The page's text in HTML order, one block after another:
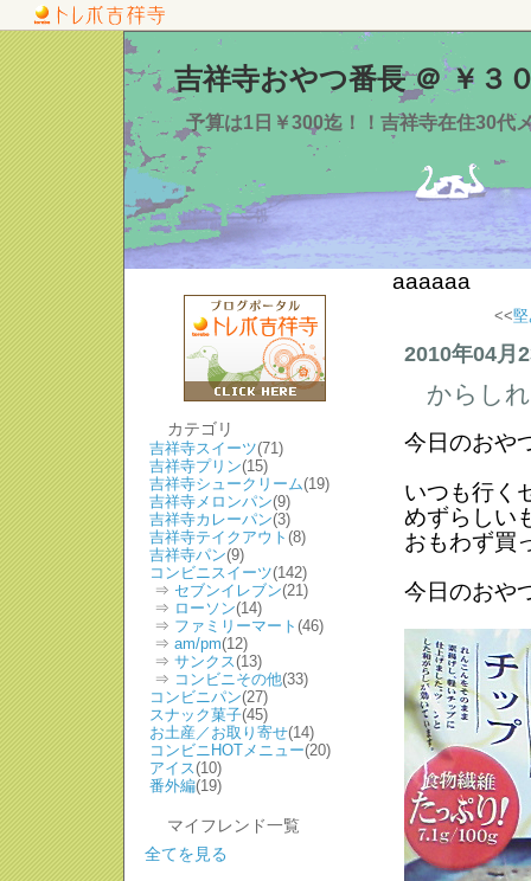
吉祥寺おやつ番長 ＠ ￥３
予算は1日￥300迄！！吉祥寺在住30代
カテゴリ
吉祥寺スイーツ(71)
吉祥寺プリン(15)
吉祥寺シュークリーム(19)
吉祥寺メロンパン(9)
吉祥寺カレーパン(3)
吉祥寺テイクアウト (8)
吉祥寺パン(9)
コンビニスイーツ(142)
⇒ セブンイレブン(21)
⇒ ローソン(14)
⇒ ファミリーマート (46)
⇒ am/pm(12)
⇒ サンクス(13)
⇒ コンビニその他(33)
コンビニパン(27)
スナック菓子(45)
お土産／お取り寄せ(14)
コンビニHOTメニュー(20)
アイス(10)
番外編(19)
マイフレンド一覧
全てを見る
aaaaaa
<<
2010年04月
からし
今日のおや
いつも行く
めずらしい
おもわず買
今日のおや